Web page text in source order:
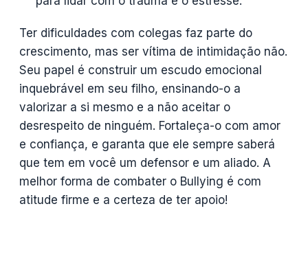
Ter dificuldades com colegas faz parte do
crescimento, mas ser vítima de intimidação não.
Seu papel é construir um escudo emocional
inquebrável em seu filho, ensinando-o a
valorizar a si mesmo e a não aceitar o
desrespeito de ninguém. Fortaleça-o com amor
e confiança, e garanta que ele sempre saberá
que tem em você um defensor e um aliado. A
melhor forma de combater o Bullying é com
atitude firme e a certeza de ter apoio!